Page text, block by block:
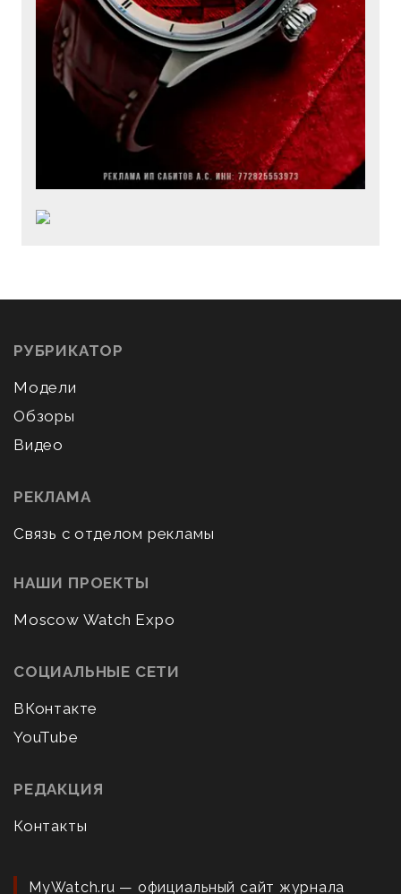
РУБРИКАТОР
Модели
Обзоры
Видео
РЕКЛАМА
Связь с отделом рекламы
НАШИ ПРОЕКТЫ
Moscow Watch Expo
СОЦИАЛЬНЫЕ СЕТИ
ВКонтакте
YouTube
РЕДАКЦИЯ
Контакты
MyWatch.ru — официальный сайт журнала